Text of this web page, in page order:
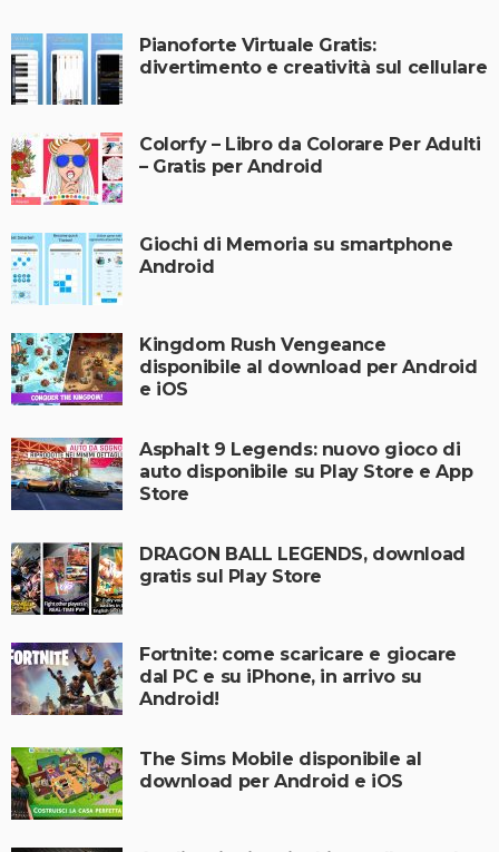
Pianoforte Virtuale Gratis:
divertimento e creatività sul cellulare
Colorfy – Libro da Colorare Per Adulti
– Gratis per Android
Giochi di Memoria su smartphone
Android
Kingdom Rush Vengeance
disponibile al download per Android
e iOS
Asphalt 9 Legends: nuovo gioco di
auto disponibile su Play Store e App
Store
DRAGON BALL LEGENDS, download
gratis sul Play Store
Fortnite: come scaricare e giocare
dal PC e su iPhone, in arrivo su
Android!
The Sims Mobile disponibile al
download per Android e iOS